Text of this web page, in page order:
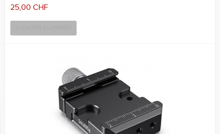
25,00 CHF